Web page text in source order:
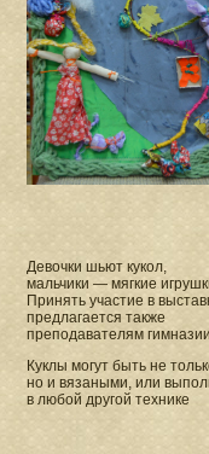
Девочки шьют кукол,
мальчики — мягкие
Принять участие в
предлагается также
преподавателям
Куклы могут быть не
но и вязаными, или
в любой другой технике